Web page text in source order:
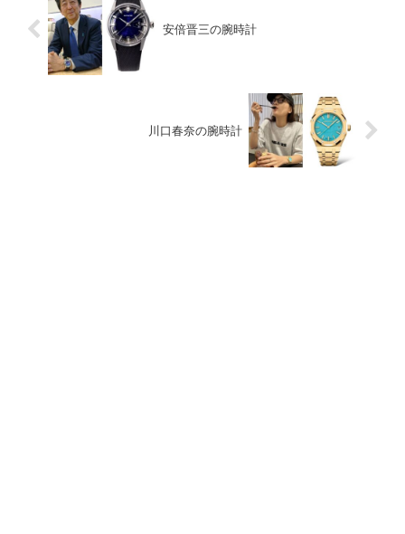
安倍晋三の腕時計
川口春奈の腕時計